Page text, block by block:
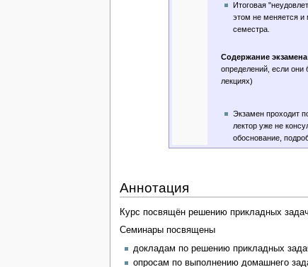
Итоговая
этом не меняется и
семестра.
Содержание
определений, если они
лекциях)
Экзамен проходит
лектор уже не
обоснование,
Аннотация
Курс посвящён решению прикладных
Семинары посвящены
докладам по решению прикладных
опросам по выполнению домашнего